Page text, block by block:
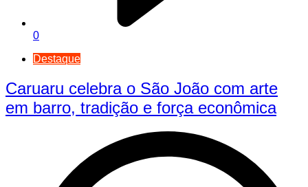
0
Destaque
Caruaru celebra o São João com arte
em barro, tradição e força econômica